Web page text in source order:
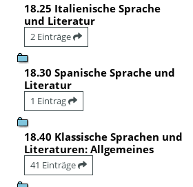
18.25 Italienische Sprache
und Literatur
2 Einträge
18.30 Spanische Sprache und
Literatur
1 Eintrag
18.40 Klassische Sprachen und
Literaturen: Allgemeines
41 Einträge